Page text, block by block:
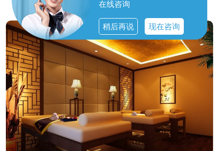
在线咨询
稍后再说 现在咨询